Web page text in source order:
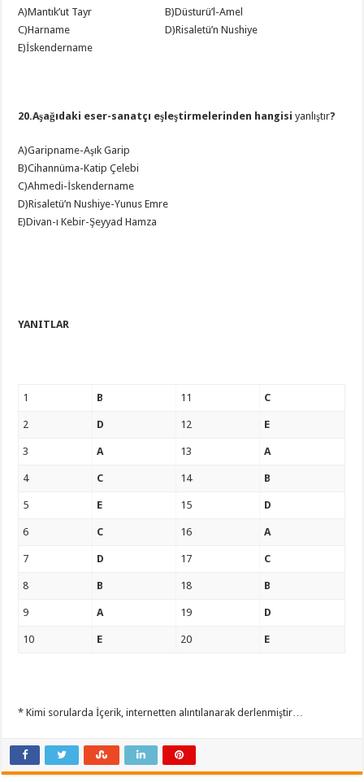
A)Mantık’ut Tayr B)Düsturü’l-Amel
C)Harname D)Risaletü’n Nushiye
E)İskendername
20.Aşağıdaki eser-sanatçı eşleştirmelerinden hangisiyanlıştır?
A)Garipname-Aşık Garip
B)Cihannüma-Katip Çelebi
C)Ahmedi-İskendername
D)Risaletü’n Nushiye-Yunus Emre
E)Divan-ı Kebir-Şeyyad Hamza
YANITLAR
1 B 11 C
2 D 12 E
3 A 13 A
4 C 14 B
5 E 15 D
6 C 16 A
7 D 17 C
8 B 18 B
9 A 19 D
10 E 20 E
* Kimi sorularda İçerik, internetten alıntılanarak derlenmiştir…